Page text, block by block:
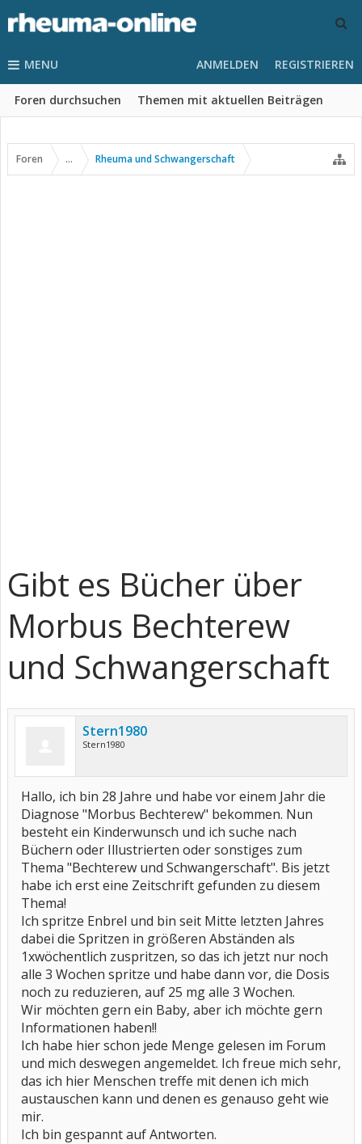
MENU
Foren durchsuchen Themen mit aktuellen Beiträgen
ANMELDEN REGISTRIEREN
Foren ... Rheuma und Schwangerschaft
Gibt es Bücher über
Morbus Bechterew
und Schwangerschaft
Stern1980
Stern1980
Hallo, ich bin 28 Jahre und habe vor einem Jahr die
Diagnose "Morbus Bechterew" bekommen. Nun
besteht ein Kinderwunsch und ich suche nach
Büchern oder Illustrierten oder sonstiges zum
Thema "Bechterew und Schwangerschaft". Bis jetzt
habe ich erst eine Zeitschrift gefunden zu diesem
Thema!
Ich spritze Enbrel und bin seit Mitte letzten Jahres
dabei die Spritzen in größeren Abständen als
1xwöchentlich zuspritzen, so das ich jetzt nur noch
alle 3 Wochen spritze und habe dann vor, die Dosis
noch zu reduzieren, auf 25 mg alle 3 Wochen.
Wir möchten gern ein Baby, aber ich möchte gern
Informationen haben!!
Ich habe hier schon jede Menge gelesen im Forum
und mich deswegen angemeldet. Ich freue mich sehr,
das ich hier Menschen treffe mit denen ich mich
austauschen kann und denen es genauso geht wie
mir.
Ich bin gespannt auf Antworten.